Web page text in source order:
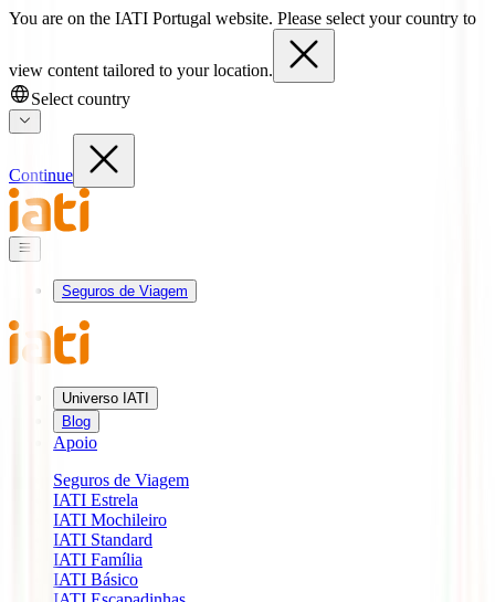
You are on the IATI Portugal website. Please select your country to
view content tailored to your location.
Select country
Continue
Seguros de Viagem
Universo IATI
Blog
Apoio
Seguros de Viagem
IATI Estrela
IATI Mochileiro
IATI Standard
IATI Família
IATI Básico